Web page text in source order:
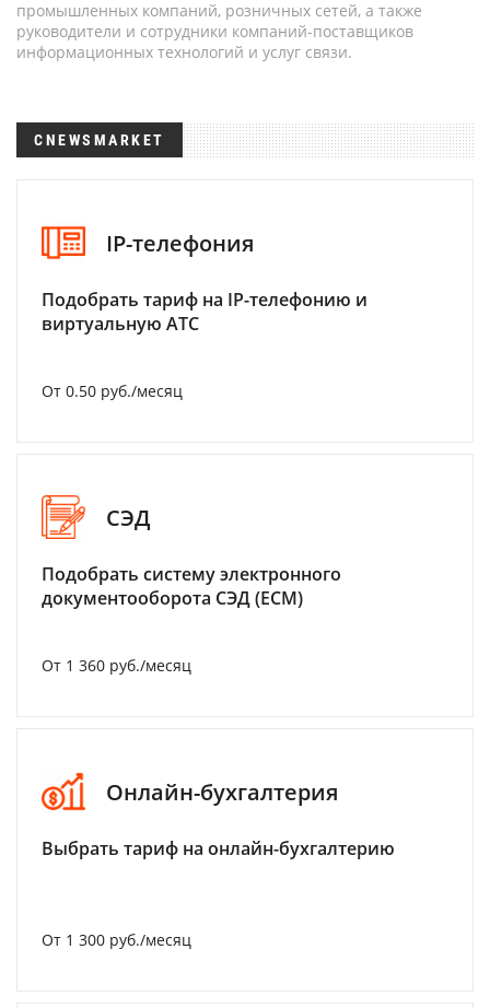
промышленных компаний, розничных сетей, а также
руководители и сотрудники компаний-поставщиков
информационных технологий и услуг связи.
CNEWSMARKET
IP-телефония
Подобрать тариф на IP-телефонию и
виртуальную АТС
От 0.50 руб./месяц
СЭД
Подобрать систему электронного
документооборота СЭД (ECM)
От 1 360 руб./месяц
Онлайн-бухгалтерия
Выбрать тариф на онлайн-бухгалтерию
От 1 300 руб./месяц